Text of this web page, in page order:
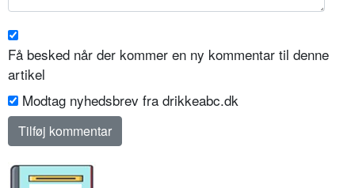
Få besked når der kommer en ny kommentar til denne
artikel
Modtag nyhedsbrev fra drikkeabc.dk